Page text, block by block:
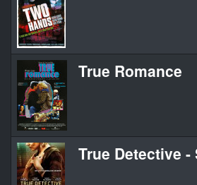
True Romance
True Detective -